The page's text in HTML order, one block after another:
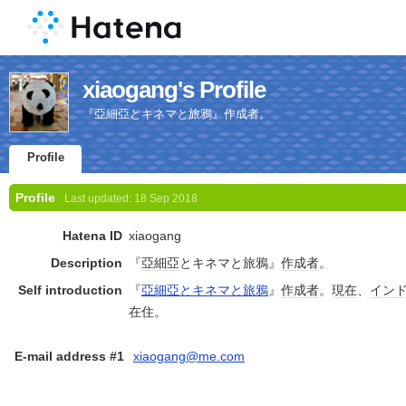
xiaogang's Profile
『亞細亞とキネマと旅鴉』作成者。
Profile
Profile Last updated: 18 Sep 2018
Hatena ID xiaogang
Description
『亞細亞とキネマと旅鴉』 作成者。
Self introduction
『亞細亞とキネマと旅鴉』 作成者。 現在、 イン
在住。
E-mail address #1 xiaogang@me.com